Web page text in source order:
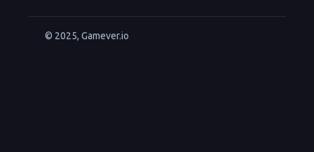
© 2025, Gamever.io